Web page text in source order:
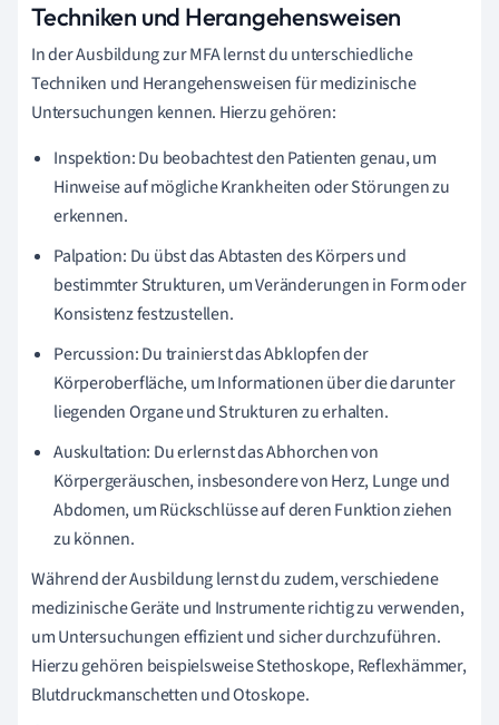
Techniken und Herangehensweisen
In der Ausbildung zur MFA lernst du unterschiedliche
Techniken und Herangehensweisen für medizinische
Untersuchungen kennen. Hierzu gehören:
Inspektion: Du beobachtest den Patienten genau, um
Hinweise auf mögliche Krankheiten oder Störungen zu
erkennen.
Palpation: Du übst das Abtasten des Körpers und
bestimmter Strukturen, um Veränderungen in Form oder
Konsistenz festzustellen.
Percussion: Du trainierst das Abklopfen der
Körperoberfläche, um Informationen über die darunter
liegenden Organe und Strukturen zu erhalten.
Auskultation: Du erlernst das Abhorchen von
Körpergeräuschen, insbesondere von Herz, Lunge und
Abdomen, um Rückschlüsse auf deren Funktion ziehen
zu können.
Während der Ausbildung lernst du zudem, verschiedene
medizinische Geräte und Instrumente richtig zu verwenden,
um Untersuchungen effizient und sicher durchzuführen.
Hierzu gehören beispielsweise Stethoskope, Reflexhämmer,
Blutdruckmanschetten und Otoskope.